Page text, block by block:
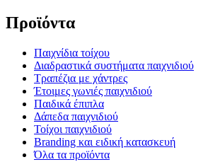
Προϊόντα
Παιχνίδια τοίχου
Διαδραστικά συστήματα παιχνιδιού
Τραπέζια με χάντρες
Έτοιμες γωνιές παιχνιδιού
Παιδικά έπιπλα
Δάπεδα παιχνιδιού
Τοίχοι παιχνιδιού
Branding και ειδική κατασκευή
Όλα τα προϊόντα